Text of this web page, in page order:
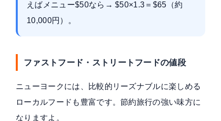
えばメニュー$50なら→ $50×1.3＝$65（約
10,000円）。
ファストフード・ストリートフードの値段
ニューヨークには、比較的リーズナブルに楽しめる
ローカルフードも豊富です。節約旅行の強い味方に
なりますよ。